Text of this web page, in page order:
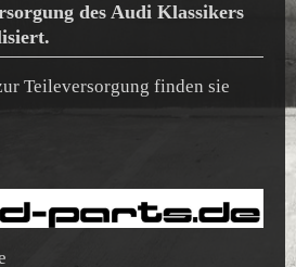
des Audi Klassikers
Teileversorgung finden sie